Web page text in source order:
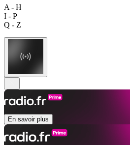
A - H
I - P
Q - Z
En savoir plus